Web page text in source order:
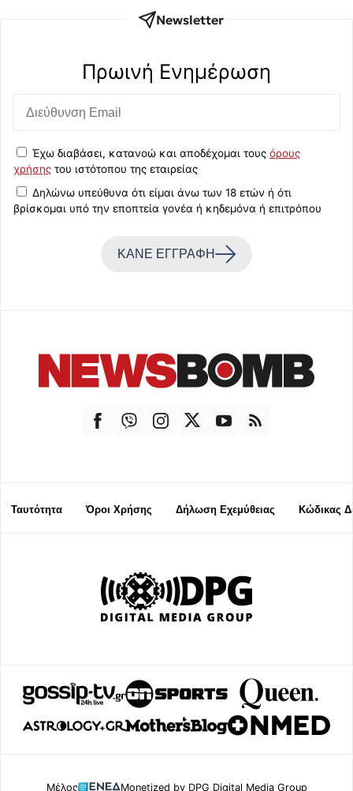
Newsletter
Πρωινή Eνημέρωση
Έχω διαβάσει, κατανοώ και αποδέχομαι τους όρους
χρήσης του ιστότοπου της εταιρείας
Δηλώνω υπεύθυνα ότι είμαι άνω των 18 ετών ή ότι
βρίσκομαι υπό την εποπτεία γονέα ή κηδεμόνα ή επιτρόπου
ΚΑΝΕ ΕΓΓΡΑΦΗ
Ταυτότητα Όροι Χρήσης Δήλωση Εχεμύθειας Κώδικας
Μέλος Monetized by DPG Digital Media Group